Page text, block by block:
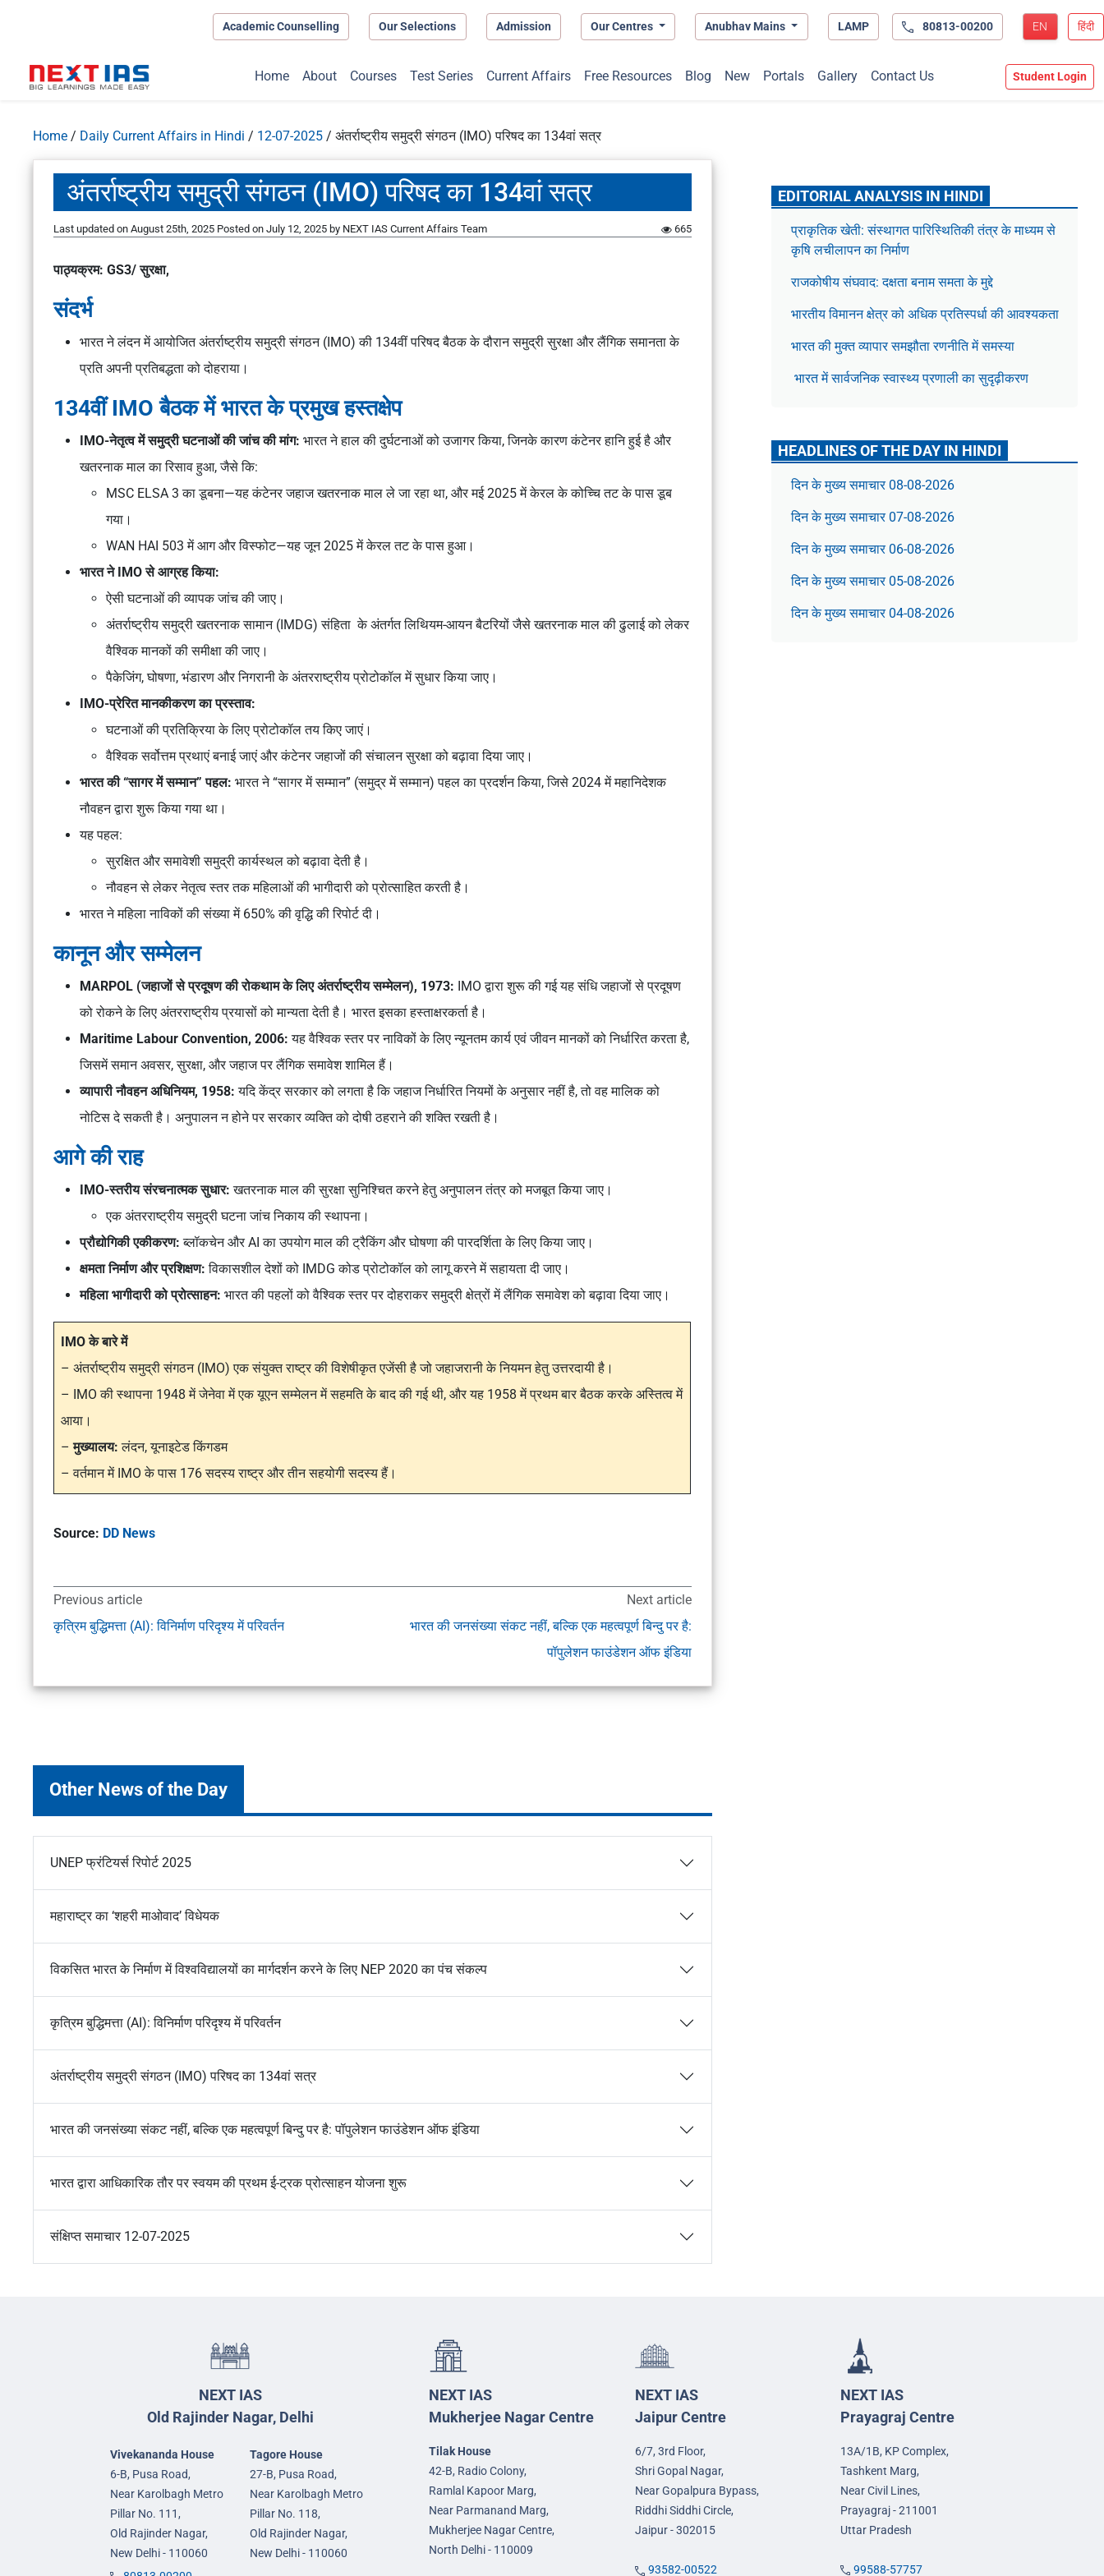
Academic Counselling Our Selections Admission Our Centres Anubhav Mains LAMP 80813-00200 EN हिंदी
Home About Courses Test Series Current Affairs Free Resources Blog New Portals Gallery Contact Us Student Login
Home / Daily Current Affairs in Hindi / 12-07-2025 / अंतर्राष्ट्रीय समुद्री संगठन (IMO) परिषद का 134वां सत्र
अंतर्राष्ट्रीय समुद्री संगठन (IMO) परिषद का 134वां सत्र
Last updated on August 25th, 2025 Posted on July 12, 2025 by NEXT IAS Current Affairs Team 665
पाठ्यक्रम: GS3/ सुरक्षा,
संदर्भ
भारत ने लंदन में आयोजितअंतर्राष्ट्रीय समुद्री संगठन (IMO) की 134वीं परिषद बैठक के दौरान समुद्री सुरक्षा और लैंगिक समानता के
प्रति अपनी प्रतिबद्धता को दोहराया।
134वीं IMO बैठक में भारत के प्रमुख हस्तक्षेप
IMO-नेतृत्व में समुद्री घटनाओं की जांच की मांग: भारत ने हाल की दुर्घटनाओं को उजागर किया, जिनके कारण कंटेनर हानि हुई है और
खतरनाक माल का रिसाव हुआ, जैसे कि:
MSC ELSA 3 का डूबना—यह कंटेनर जहाज खतरनाक माल ले जा रहा था, और मई 2025 में केरल के कोच्चि तट के पास डूब
गया।
WAN HAI 503 में आग और विस्फोट—यह जून 2025 में केरल तट के पास हुआ।
भारत ने IMO से आग्रह किया:
ऐसी घटनाओं की व्यापक जांच की जाए।
अंतर्राष्ट्रीय समुद्री खतरनाक सामान (IMDG) संहिताके अंतर्गत लिथियम-आयन बैटरियों जैसे खतरनाक माल की ढुलाई को लेकर
वैश्विक मानकों की समीक्षा की जाए।
पैकेजिंग, घोषणा, भंडारण और निगरानी के अंतरराष्ट्रीय प्रोटोकॉल में सुधार किया जाए।
IMO-प्रेरित मानकीकरण का प्रस्ताव:
घटनाओं की प्रतिक्रिया के लिए प्रोटोकॉल तय किए जाएं।
वैश्विक सर्वोत्तम प्रथाएं बनाई जाएं और कंटेनर जहाजों की संचालन सुरक्षा को बढ़ावा दिया जाए।
भारत की “सागर में सम्मान” पहल: भारत ने“सागर में सम्मान” (समुद्र में सम्मान) पहल का प्रदर्शन किया, जिसे 2024 मेंमहानिदेशक
नौवहनद्वारा शुरू किया गया था।
यह पहल:
सुरक्षित और समावेशी समुद्री कार्यस्थल को बढ़ावा देती है।
नौवहन से लेकर नेतृत्व स्तर तक महिलाओं की भागीदारी को प्रोत्साहित करती है।
भारत ने महिला नाविकों की संख्या में 650% की वृद्धि की रिपोर्ट दी।
कानून और सम्मेलन
MARPOL (जहाजों से प्रदूषण की रोकथाम के लिए अंतर्राष्ट्रीय सम्मेलन), 1973: IMO द्वारा शुरू की गई यह संधि जहाजों से प्रदूषण
को रोकने के लिए अंतरराष्ट्रीय प्रयासों को मान्यता देती है। भारत इसका हस्ताक्षरकर्ता है।
Maritime Labour Convention, 2006:यह वैश्विक स्तर पर नाविकों के लिए न्यूनतम कार्य एवं जीवन मानकों को निर्धारित करता है,
जिसमें समान अवसर, सुरक्षा, और जहाज पर लैंगिक समावेश शामिल हैं।
व्यापारी नौवहन अधिनियम, 1958:यदि केंद्र सरकार को लगता है कि जहाज निर्धारित नियमों के अनुसार नहीं है, तो वह मालिक को
नोटिस दे सकती है। अनुपालन न होने पर सरकार व्यक्ति को दोषी ठहराने की शक्ति रखती है।
आगे की राह
IMO-स्तरीय संरचनात्मक सुधार:खतरनाक माल की सुरक्षा सुनिश्चित करने हेतु अनुपालन तंत्र को मजबूत किया जाए।
एक अंतरराष्ट्रीय समुद्री घटना जांच निकाय की स्थापना।
प्रौद्योगिकी एकीकरण:ब्लॉकचेन और AI का उपयोग माल की ट्रैकिंग और घोषणा की पारदर्शिता के लिए किया जाए।
क्षमता निर्माण और प्रशिक्षण: विकासशील देशों को IMDG कोड प्रोटोकॉल को लागू करने में सहायता दी जाए।
महिला भागीदारी को प्रोत्साहन: भारत की पहलों को वैश्विक स्तर पर दोहराकर समुद्री क्षेत्रों में लैंगिक समावेश को बढ़ावा दिया जाए।
IMO के बारे में
– अंतर्राष्ट्रीय समुद्री संगठन (IMO) एकसंयुक्त राष्ट्र की विशेषीकृत एजेंसीहै जो जहाजरानी के नियमन हेतु उत्तरदायी है।
– IMO की स्थापना 1948 में जेनेवा में एक यूएन सम्मेलन में सहमति के बाद की गई थी, और यह 1958 में प्रथम बार बैठक करके अस्तित्व में
आया।
–मुख्यालय: लंदन, यूनाइटेड किंगडम
– वर्तमान में IMO के पास 176 सदस्य राष्ट्र और तीन सहयोगी सदस्य हैं।
Source: DD News
Previous article
कृत्रिम बुद्धिमत्ता (AI): विनिर्माण परिदृश्य में परिवर्तन
Next article
भारत की जनसंख्या संकट नहीं, बल्कि एक महत्वपूर्ण बिन्दु पर है:
पॉपुलेशन फाउंडेशन ऑफ इंडिया
Other News of the Day
UNEP फ्रंटियर्स रिपोर्ट 2025
महाराष्ट्र का ‘शहरी माओवाद’ विधेयक
विकसित भारत के निर्माण में विश्वविद्यालयों का मार्गदर्शन करने के लिए NEP 2020 का पंच संकल्प
कृत्रिम बुद्धिमत्ता (AI): विनिर्माण परिदृश्य में परिवर्तन
अंतर्राष्ट्रीय समुद्री संगठन (IMO) परिषद का 134वां सत्र
भारत की जनसंख्या संकट नहीं, बल्कि एक महत्वपूर्ण बिन्दु पर है: पॉपुलेशन फाउंडेशन ऑफ इंडिया
भारत द्वारा आधिकारिक तौर पर स्वयम की प्रथम ई-ट्रक प्रोत्साहन योजना शुरू
संक्षिप्त समाचार 12-07-2025
EDITORIAL ANALYSIS IN HINDI
प्राकृतिक खेती: संस्थागत पारिस्थितिकी तंत्र के माध्यम से
कृषि लचीलापन का निर्माण
राजकोषीय संघवाद: दक्षता बनाम समता के मुद्दे
भारतीय विमानन क्षेत्र को अधिक प्रतिस्पर्धा की आवश्यकता
भारत की मुक्त व्यापार समझौता रणनीति में समस्या
भारत में सार्वजनिक स्वास्थ्य प्रणाली का सुदृढ़ीकरण
HEADLINES OF THE DAY IN HINDI
दिन के मुख्य समाचार 08-08-2026
दिन के मुख्य समाचार 07-08-2026
दिन के मुख्य समाचार 06-08-2026
दिन के मुख्य समाचार 05-08-2026
दिन के मुख्य समाचार 04-08-2026
NEXT IAS
Old Rajinder Nagar, Delhi
Vivekananda House
6-B, Pusa Road,
Near Karolbagh Metro
Pillar No. 111,
Old Rajinder Nagar,
New Delhi - 110060
Tagore House
27-B, Pusa Road,
Near Karolbagh Metro
Pillar No. 118,
Old Rajinder Nagar,
New Delhi - 110060
NEXT IAS
Mukherjee Nagar Centre
Tilak House
42-B, Radio Colony,
Ramlal Kapoor Marg,
Near Parmanand Marg,
Mukherjee Nagar Centre,
North Delhi - 110009
NEXT IAS
Jaipur Centre
6/7, 3rd Floor,
Shri Gopal Nagar,
Near Gopalpura Bypass,
Riddhi Siddhi Circle,
Jaipur - 302015
93582-00522
NEXT IAS
Prayagraj Centre
13A/1B, KP Complex,
Tashkent Marg,
Near Civil Lines,
Prayagraj - 211001
Uttar Pradesh
99588-57757